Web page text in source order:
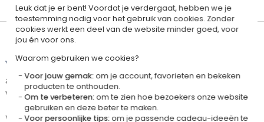
in Frankrijk
Levertijd en verzendkosten
atelier. Het komt in aanmerking voor de aanbieding «Gratis verzending
vanaf 85 € aankoop» -Zie voorwaarden
Voor elke bestelling onder 85 €, zijn de onderstaande verzendkosten van
Leuk dat je er bent! Voordat je verdergaat, hebben we je
toestemming nodig voor het gebruik van cookies. Zonder
cookies werkt een deel van de website minder goed, voor
jou én voor ons.
Waarom gebruiken we cookies?
Voor jouw gemak:om je account, favorieten en bekeken
producten te onthouden.
Om te verbeteren:om te zien hoe bezoekers onze website
gebruiken en deze beter te maken.
Voor persoonlijke tips:om je passende cadeau-ideeën te